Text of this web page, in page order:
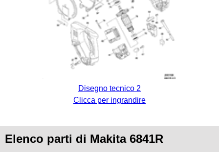
Disegno tecnico 2
Clicca per ingrandire
Elenco parti di Makita 6841R